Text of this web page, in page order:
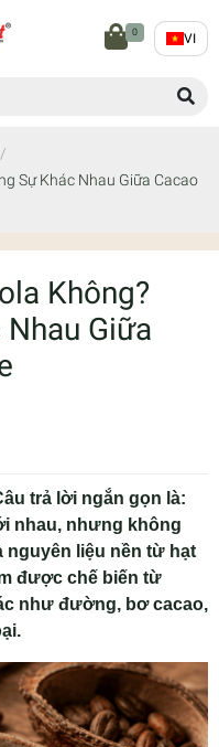
0 VI
/
Sự Khác Nhau Giữa Cacao
Không?
Giữa
trả lời ngắn gọn là:
nhau, nhưng không
nguyên liệu nền từ hạt
được chế biến từ
như đường, bơ cacao,